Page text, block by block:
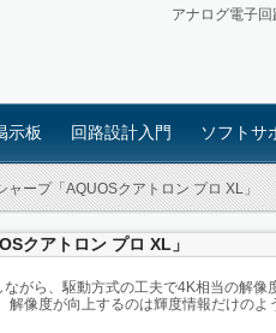
アナログ電子
示板 回路設計入門 ソフトサ
ープ「AQUOSクアトロン プロ XL」
クアトロン プロ XL」
がら、駆動方式の工夫で4K相当の解像
解像度が向上するのは輝度情報だけのよ